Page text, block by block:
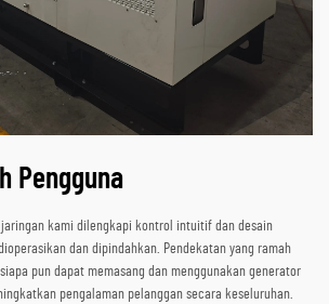
Pengguna
kami dilengkapi kontrol intuitif dan desain
dan dipindahkan. Pendekatan yang ramah
pun dapat memasang dan menggunakan generator
pengalaman pelanggan secara keseluruhan.